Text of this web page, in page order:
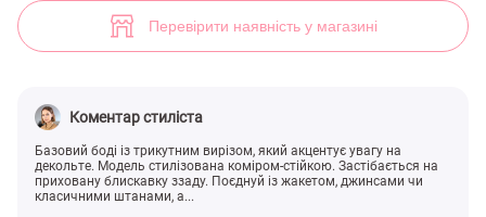
Перевірити наявність у магазині
Коментар стиліста
Базовий боді із трикутним вирізом, який акцентує увагу на
декольте. Модель стилізована коміром-стійкою. Застібається на
приховану блискавку ззаду. Поєднуй із жакетом, джинсами чи
класичними штанами, а...
Молочний боді з трикутним вирізом (арт. 45835) ♡ інтернет-